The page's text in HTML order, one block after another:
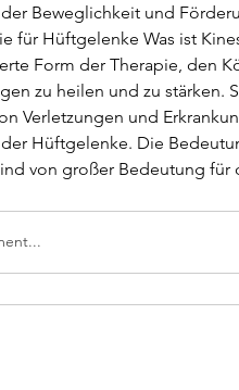
Beweglichkeit und
für Hüftgelenke Was ist
Form der Therapie, den
zu heilen und zu stärken.
Verletzungen und
Hüftgelenke. Die
von großer Bedeutung für